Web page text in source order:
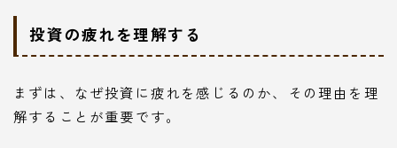
投資の疲れを理解する
まずは、なぜ投資に疲れを感じるのか、その理由を理
解することが重要です。